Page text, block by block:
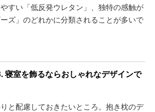
すい「低反発ウレタン」、独特の感触が
ズ」のどれかに分類されることが多いで
寝室を飾るならおしゃれなデザインで
と配慮しておきたいところ。抱き枕のデ